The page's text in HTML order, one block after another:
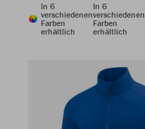
In 6
verschiedenen
Farben
erhältlich
In 6
verschiedenen
Farben
erhältlich